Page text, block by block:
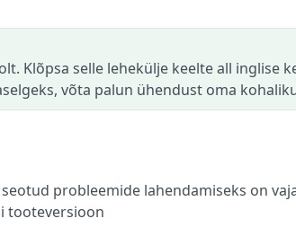
Klõpsa selle lehekülje keelte all inglise
võta palun ühendust oma
probleemide lahendamiseks on
tooteversioon